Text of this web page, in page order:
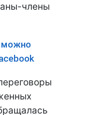
члены
можно